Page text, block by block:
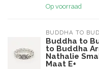
Op voorraad
BUDDHA TO
Buddha to
to Buddha
Nathalie
Maat E+